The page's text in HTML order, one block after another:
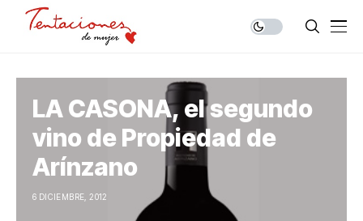
LA CASONA, el segundo
vino de Propiedad de
Arínzano
6 DICIEMBRE, 2012